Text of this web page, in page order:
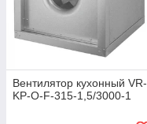
Вентилятор кухонный VR-
KP-O-F-315-1,5/3000-1